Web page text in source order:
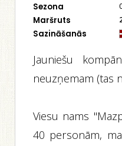
Sezona
Maršruts
Sazināšanās
Jauniešu
neuzņemam (tas
Viesu nams
40 personām,